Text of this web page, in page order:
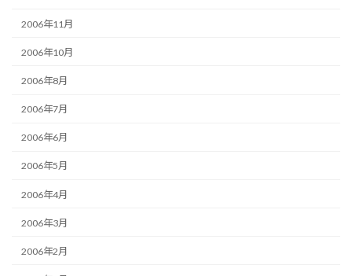
2006年11月
2006年10月
2006年8月
2006年7月
2006年6月
2006年5月
2006年4月
2006年3月
2006年2月